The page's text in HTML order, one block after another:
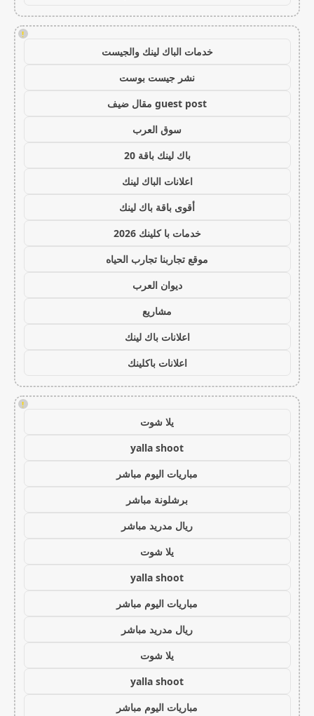
!
خدمات الباك لينك والجيست
نشر جيست بوست
guest post مقال ضيف
سوق العرب
باك لينك باقة 20
اعلانات الباك لينك
أقوى باقة باك لينك
خدمات با كلينك 2026
موقع تجاربنا تجارب الحياه
ديوان العرب
مشاريع
اعلانات باك لينك
اعلانات باكلينك
!
يلا شوت
yalla shoot
مباريات اليوم مباشر
برشلونة مباشر
ريال مدريد مباشر
يلا شوت
yalla shoot
مباريات اليوم مباشر
ريال مدريد مباشر
يلا شوت
yalla shoot
مباريات اليوم مباشر